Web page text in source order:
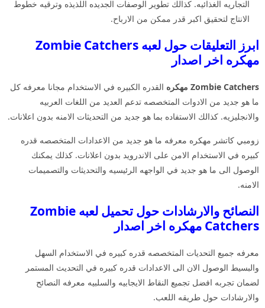
التجاريه الغذائيه. كذالك تطوير الوصفات الجديده اللذيذه وترقيه خطوط
الانتاج لتحقيق اكبر قدر ممكن من الارباح.
ابرز التعليقات حول لعبه Zombie Catchers
مهكره اخر اصدار
Zombie Catchers مهكره
القدره الكبيره في الاستخدام مجانا معرفه كل
ما هو جديد من الادوات المتخصصه تدعم العديد من اللغات العربيه
والانجليزيه. كذالك الاستفاده بما هو جديد من التحديثات الامنه بدون اعلانات.
زومبي كاتشر مهكره معرفه ما هو جديد من الاعدادات المتخصصه قدره
كبيره في الاستخدام الامن على الاندرويد بدون اعلانات. كذلك يمكنك
الوصول الى ما هو جديد في الواجهه الرئيسيه والتحديثات والتصميمات
الامنه.
النصائح والارشادات حول تحميل لعبه Zombie
Catchers مهكره اخر اصدار
معرفه جميع التحديات المتخصصه قدره كبيره في الاستخدام السهل
والبسيط الوصول الان الى الاعدادات قدره كبيره في التحديث المستمر
لضمان تجربه افضل تجميع النقاط الايجابيه والسلبيه معرفه النصائح
والارشادات حول طريقه اللعب.